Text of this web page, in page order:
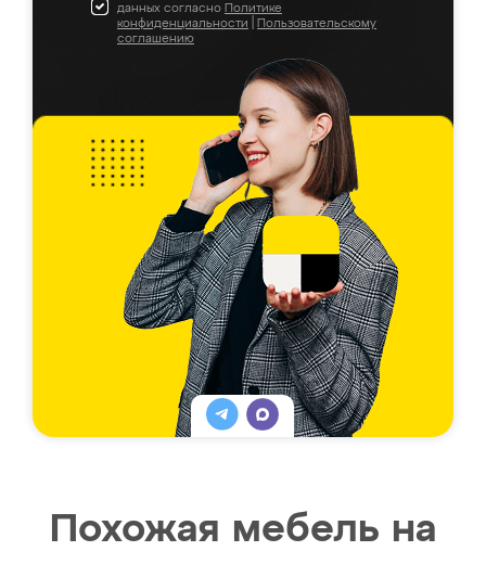
данных согласно Политике
конфиденциальности
Пользовательскому
соглашению
Похожая мебель на